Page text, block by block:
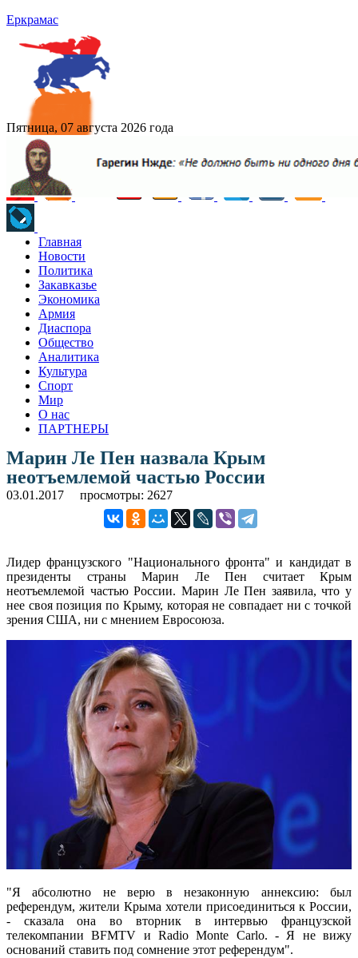
Еркрамас
Пятница, 07 августа 2026 года
Главная
Новости
Политика
Закавказье
Экономика
Армия
Диаспора
Общество
Аналитика
Культура
Спорт
Мир
О нас
ПАРТНЕРЫ
Марин Ле Пен назвала Крым
неотъемлемой частью России
03.01.2017 просмотры: 2627
Лидер французского "Национального фронта" и кандидат в
президенты страны Марин Ле Пен считает Крым
неотъемлемой частью России. Марин Ле Пен заявила, что у
нее своя позиция по Крыму, которая не совпадает ни с точкой
зрения США, ни с мнением Евросоюза.
"Я абсолютно не верю в незаконную аннексию: был
референдум, жители Крыма хотели присоединиться к России,
- сказала она во вторник в интервью французской
телекомпании BFMTV и Radio Monte Carlo. - Я не вижу
оснований ставить под сомнение этот референдум".